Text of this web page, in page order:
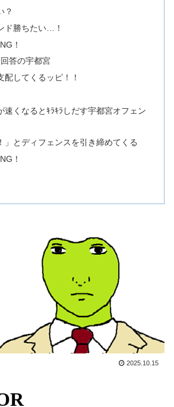
？
ド勝ちたい…！
！
答の宇都宮
配してくるッピ！！
速くなるとｷﾗｷﾗしだす宇都宮オフェン
」とディフェンスを引き締めてくる
！
2025.10.15